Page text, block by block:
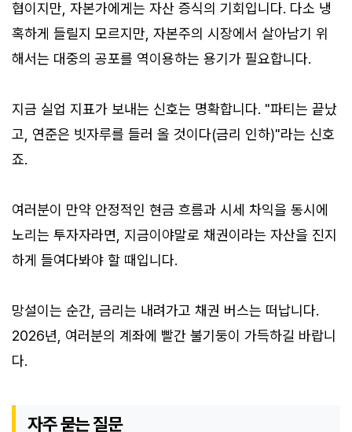
협이지만, 자본가에게는 자산 증식의 기회입니다. 다소 냉
혹하게 들릴지 모르지만, 자본주의 시장에서 살아남기 위
해서는 대중의 공포를 역이용하는 용기가 필요합니다.
지금 실업 지표가 보내는 신호는 명확합니다. "파티는 끝났
고, 연준은 빗자루를 들러 올 것이다(금리 인하)"라는 신호
죠.
여러분이 만약 안정적인 현금 흐름과 시세 차익을 동시에
노리는 투자자라면, 지금이야말로 채권이라는 자산을 진지
하게 들여다봐야 할 때입니다.
망설이는 순간, 금리는 내려가고 채권 버스는 떠납니다.
2026년, 여러분의 계좌에 빨간 불기둥이 가득하길 바랍니
다.
자주 묻는 질문